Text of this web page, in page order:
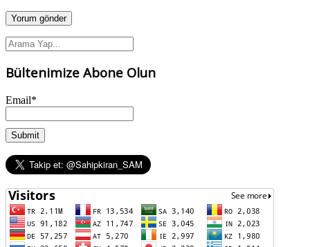
Bültenimize Abone Olun
Email*